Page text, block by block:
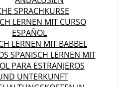
SPRACHKURSE
LERNEN MIT CURSO
ESPAÑOL
LERNEN MIT BABBEL
SPANISCH LERNEN MIT
PARA ESTRANJEROS
UNTERKUNFT